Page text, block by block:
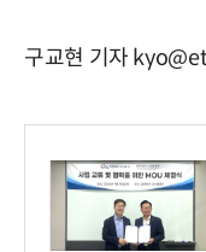
구교현 기자